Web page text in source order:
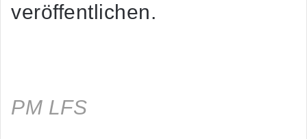
veröffentlichen.
PM LFS